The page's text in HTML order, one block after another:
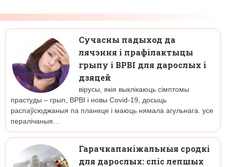
Сучасны падыход да
лячэння і прафілактыцы
грыпу і ВРВІ для дарослых і
дзяцей
вірусы, якія выклікаюць сімптомы
прастуды – грып, ВРВІ і новы Covid-19, досыць
распаўсюджаныя па планеце і маюць нямала агульнага. усе
пералічаныя…
Гарачкапаніжальныя сродкі
для дарослых: спіс лепшых